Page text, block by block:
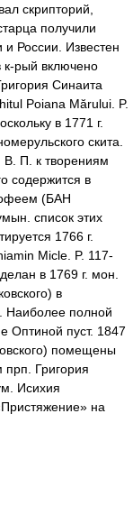
скрипторий,
получили
России. Известен
к-рый включено
Синаита
Poiana Mărului. P.
в 1771 г.
скита.
В. П. к творениям
содержится в
(БАН
список этих
1766 г.
Micle. P. 117-
в 1769 г. мон.
в
полной
Оптиной пуст. 1847
помещены
прп. Григория
Исихия
на